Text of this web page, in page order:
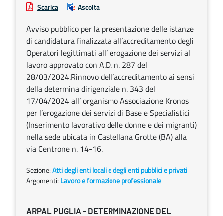
Scarica Ascolta
Avviso pubblico per la presentazione delle istanze
di candidatura finalizzata all’accreditamento degli
Operatori legittimati all’ erogazione dei servizi al
lavoro approvato con A.D. n. 287 del
28/03/2024.Rinnovo dell’accreditamento ai sensi
della determina dirigenziale n. 343 del
17/04/2024 all’ organismo Associazione Kronos
per l’erogazione dei servizi di Base e Specialistici
(Inserimento lavorativo delle donne e dei migranti)
nella sede ubicata in Castellana Grotte (BA) alla
via Centrone n. 14-16.
Sezione:Atti degli enti locali e degli enti pubblici e privati
Argomenti: Lavoro e formazione professionale
ARPAL PUGLIA - DETERMINAZIONE DEL